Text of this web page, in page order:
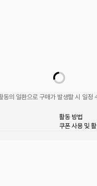
동의 일환으로 구매가 발생할 시 일정
활동 방법
쿠폰 사용 및